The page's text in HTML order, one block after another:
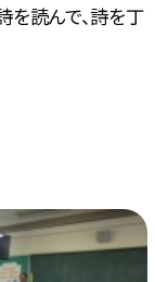
を読んで、詩を丁